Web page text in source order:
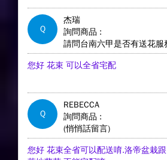
Q
杰瑞
詢問商品 :
請問台南六甲是否有送花服
您好 花束 可以全省宅配
Q
REBECCA
詢問商品 :
(悄悄話留言)
您好 花束全省可以配送唷.洛帝盆栽跟